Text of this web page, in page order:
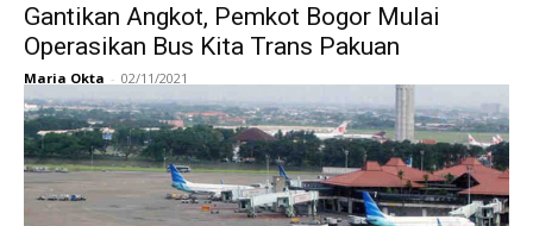
Gantikan Angkot, Pemkot Bogor Mulai
Operasikan Bus Kita Trans Pakuan
Maria Okta - 02/11/2021